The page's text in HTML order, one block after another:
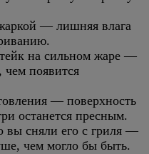
— лишняя влага
на сильном жаре —
чем появится
— поверхность
останется пресным.
вы сняли его с гриля —
чем могло бы быть.